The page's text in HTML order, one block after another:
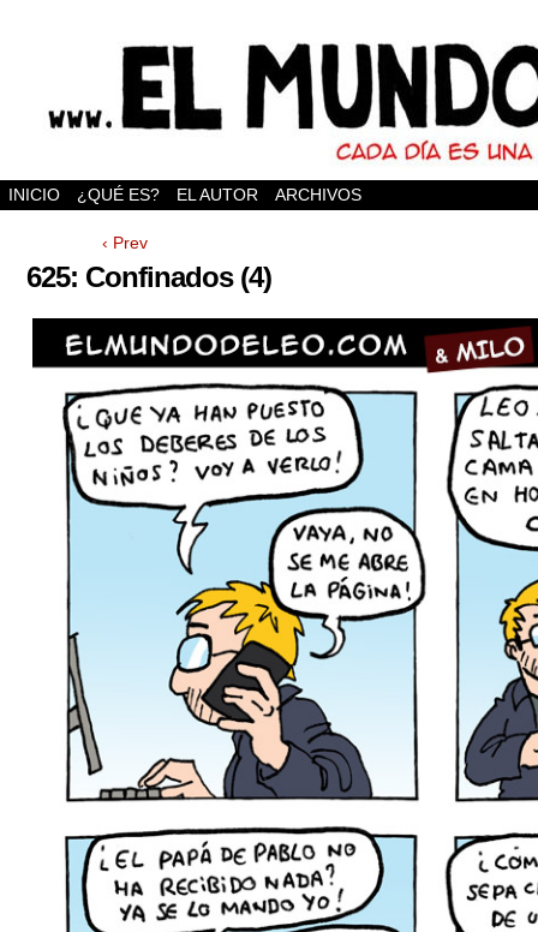
INICIO ¿QUÉ ES? EL AUTOR ARCHIVOS
‹ Prev
625: Confinados (4)